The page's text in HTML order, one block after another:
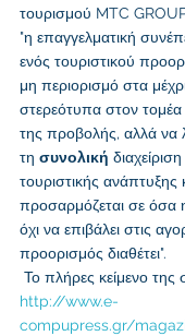
τουρισμού MTC GROUP
"η επαγγελματική
ενός τουριστικού
μη περιορισμό στα
στερεότυπα στον τομέα
της προβολής, αλλά να
τη συνολική
τουριστικής ανάπτυξης
προσαρμόζεται σε όσα
όχι να επιβάλει στις
προορισμός διαθέτει".
Το πλήρες κείμενο της
http://www.e-
compupress.gr/